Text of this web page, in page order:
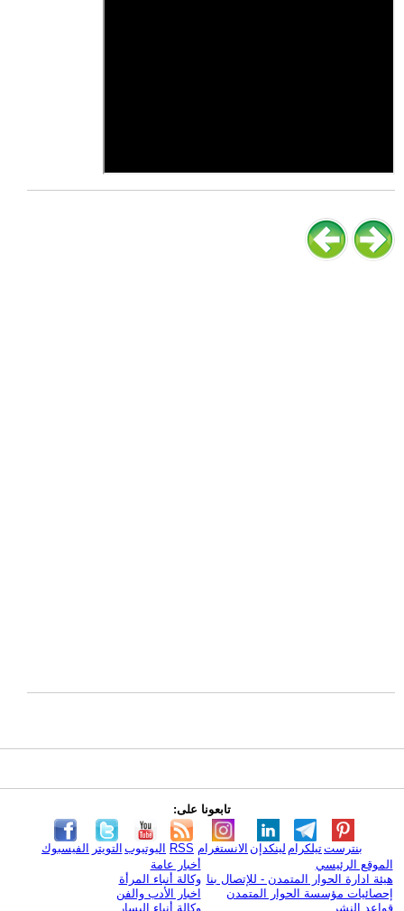
تابعونا على:
الفيسبوك التويتر اليوتيوب RSS الانستغرام لينكدإن تيلكرامبنترست
الموقع الرئيسي
هيئة ادارة الحوار المتمدن - للإتصال بنا
إحصائيات مؤسسة الحوار المتمدن
قواعد النشر
أخبار عامة
وكالة أنباء المرأة
اخبار الأدب والفن
وكالة أنباء اليسار